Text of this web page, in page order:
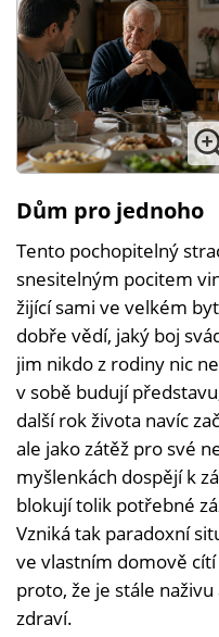
Dům pro jednoho
Tento pochopitelný
snesitelným pocitem
žijící sami ve velkém
dobře vědí, jaký boj
jim nikdo z rodiny nic
v sobě budují
další rok života navíc
ale jako zátěž pro své
myšlenkách dospějí k
blokují tolik potřebné
Vzniká tak paradoxní
ve vlastním domově
proto, že je stále
zdraví.